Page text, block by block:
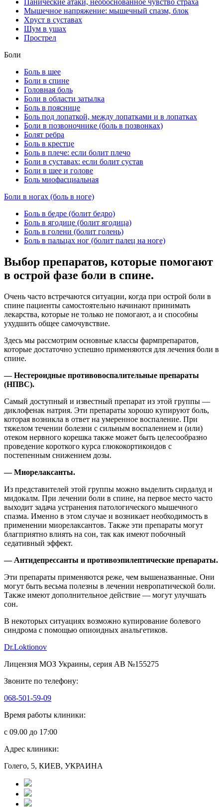
Панические атаки, необоснованное чувство страха
Мышечное напряжение: мышечный спазм, блок
Хруст в суставах
Шум в ушах
Прострел
Боли
Боль в шее
Боли в спине
Головная боль
Боли в области затылка
Боль в пояснице
Боль под лопаткой, между лопатками и в лопатках
Боли в позвоночнике (боль в позвонках)
Болят ребра
Боль в крестце
Боль в плече: если болит плечо
Боли в суставах: если болит сустав
Боли в шее и голове
Боль миофасциальная
Боли в ногах (боль в ноге)
Боль в бедре (болит бедро)
Боль в ягодице (болит ягодица)
Боль в голени (болит голень)
Боль в пальцах ног (болит палец на ноге)
Выбор препаратов, которые помогают
в острой фазе боли в спине.
Очень часто встречаются ситуации, когда при острой боли в
спине пациенты самостоятельно начинают принимать
лекарства, которые не только не помогают, а и способны
ухудшить общее самочувствие.
Здесь мы рассмотрим основные классы фармпрепаратов,
которые достаточно успешно применяются для лечения боли в
спине.
— Нестероидные противовоспалительные препараты
(НПВС).
Самый доступный и известный препарат из этой группы —
диклофенак натрия. Эти препараты хорошо купируют боль,
которая возникла в ответ на умеренное воспаление. При
тяжелом течении болезни с сильным воспалением и (или)
отеком нервного корешка также может быть целесообразно
проведение короткого курса глюкокортикоидов с
постепенным снижением дозы.
— Миорелаксанты.
Из представителей этой группы можно выделить сирдалуд и
мидокалм. При лечении боли в спине, на первое место часто
выходит задача устранения патологического мышечного
спазма. Именно в этом случае и возникает необходимость в
применении миорелаксантов. Также эти препараты могут
благприятно влиять на сон, так как имеют побочный
седативный эффект.
— Антидепрессанты и противоэпилептические препараты.
Эти препараты применяются реже, чем вышеназванные. Они
могут быть весьма полезны в лечении невропатической боли.
Также имеют дополнительное действие — могут улучшать
сон.
В некоторых ситуациях возможно купирование болевого
синдрома с помощью опиоидных анальгетиков.
Dr.Loktionov
Лицензия МОЗ Украины, серия АВ №155275
Звоните по телефону:
068-501-59-09
Время работы клиники:
с 09.00 до 17:00
Адрес клиники:
Голего, 5, КИЕВ, УКРАИНА